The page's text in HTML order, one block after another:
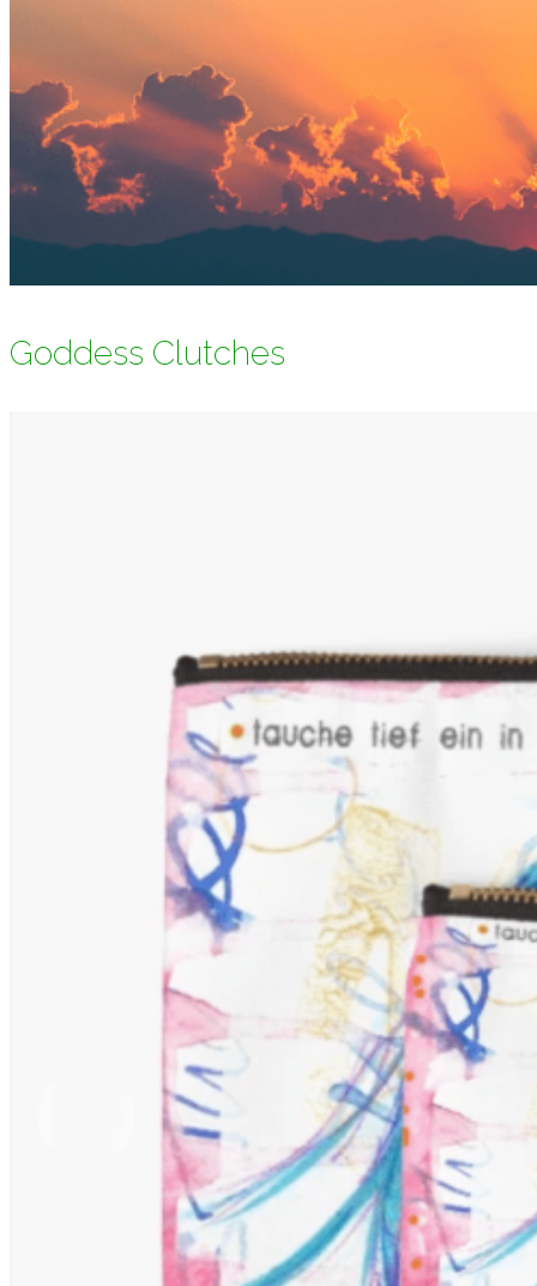
Goddess Clutches